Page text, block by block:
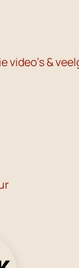
video's &